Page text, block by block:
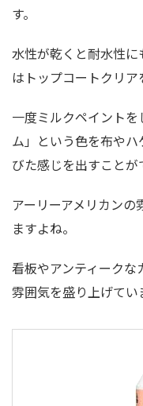
す。
水性が乾くと耐水性
はトップコートクリア
一度ミルクペイントを
ム」という色を布や
びた感じを出すことが
アーリーアメリカン
ますよね。
看板やアンティーク
雰囲気を盛り上げてい